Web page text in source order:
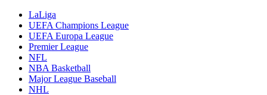
LaLiga
UEFA Champions League
UEFA Europa League
Premier League
NFL
NBA Basketball
Major League Baseball
NHL